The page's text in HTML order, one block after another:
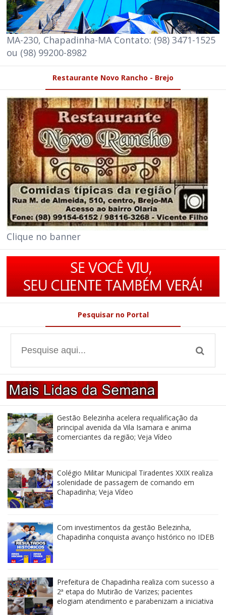
MA-230, Chapadinha-MA Contato: (98) 3471-1525
ou (98) 99200-8982
Restaurante Novo Rancho - Brejo
Clique no banner
Pesquisar no Portal
Gestão Belezinha acelera requalificação da
principal avenida da Vila Isamara e anima
comerciantes da região; Veja Vídeo
Colégio Militar Municipal Tiradentes XXIX realiza
solenidade de passagem de comando em
Chapadinha; Veja Vídeo
Com investimentos da gestão Belezinha,
Chapadinha conquista avanço histórico no IDEB
Prefeitura de Chapadinha realiza com sucesso a
2ª etapa do Mutirão de Varizes; pacientes
elogiam atendimento e parabenizam a iniciativa